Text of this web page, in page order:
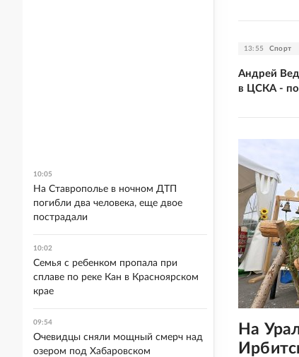
13:55 Спорт
Андрей
в ЦСКА -
На
10:05
На Ставрополье в ночном ДТП
погибли два человека, еще двое
пострадали
10:02
Семья с ребенком пропала при
сплаве по реке Кан в Красноярском
крае
09:54
Очевидцы сняли мощный смерч над
озером под Хабаровском